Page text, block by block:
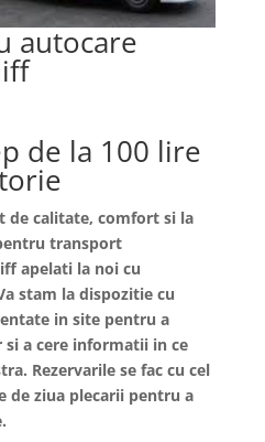
autocare
de la 100 lire
de calitate, comfort si la
transport
apelati la noi cu
stam la dispozitie cu
in site pentru a
si a cere informatii in ce
Rezervarile se fac cu cel
de ziua plecarii pentru a